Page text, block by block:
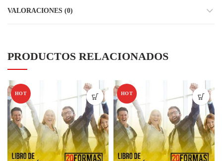
VALORACIONES (0)
PRODUCTOS RELACIONADOS
HOT HOT